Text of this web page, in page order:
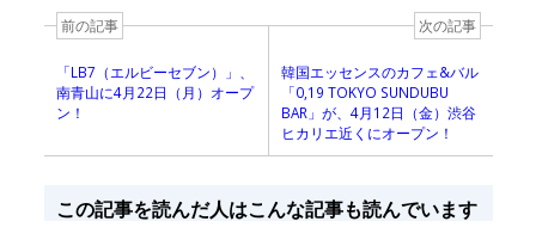
前の記事
「LB7（エルビーセブン）」、
南青山に4月22日（月）オープ
ン！
次の記事
韓国エッセンスのカフェ&バル
「0,19 TOKYO SUNDUBU
BAR」が、4月12日（金）渋谷
ヒカリエ近くにオープン！
この記事を読んだ人はこんな記事も読んでいます